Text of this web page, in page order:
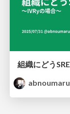
組織にどう
abnoumaru